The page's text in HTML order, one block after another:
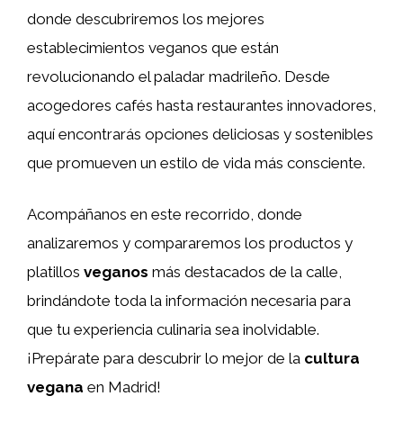
donde descubriremos los mejores
establecimientos veganos que están
revolucionando el paladar madrileño. Desde
acogedores cafés hasta restaurantes innovadores,
aquí encontrarás opciones deliciosas y sostenibles
que promueven un estilo de vida más consciente.
Acompáñanos en este recorrido, donde
analizaremos y compararemos los productos y
platillos veganos más destacados de la calle,
brindándote toda la información necesaria para
que tu experiencia culinaria sea inolvidable.
¡Prepárate para descubrir lo mejor de la cultura
vegana en Madrid!